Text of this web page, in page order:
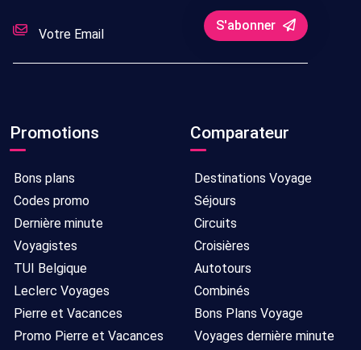
S'abonner
Promotions
Bons plans
Codes promo
Dernière minute
Voyagistes
TUI Belgique
Leclerc Voyages
Pierre et Vacances
Promo Pierre et Vacances
Comparateur
Destinations Voyage
Séjours
Circuits
Croisières
Autotours
Combinés
Bons Plans Voyage
Voyages dernière minute